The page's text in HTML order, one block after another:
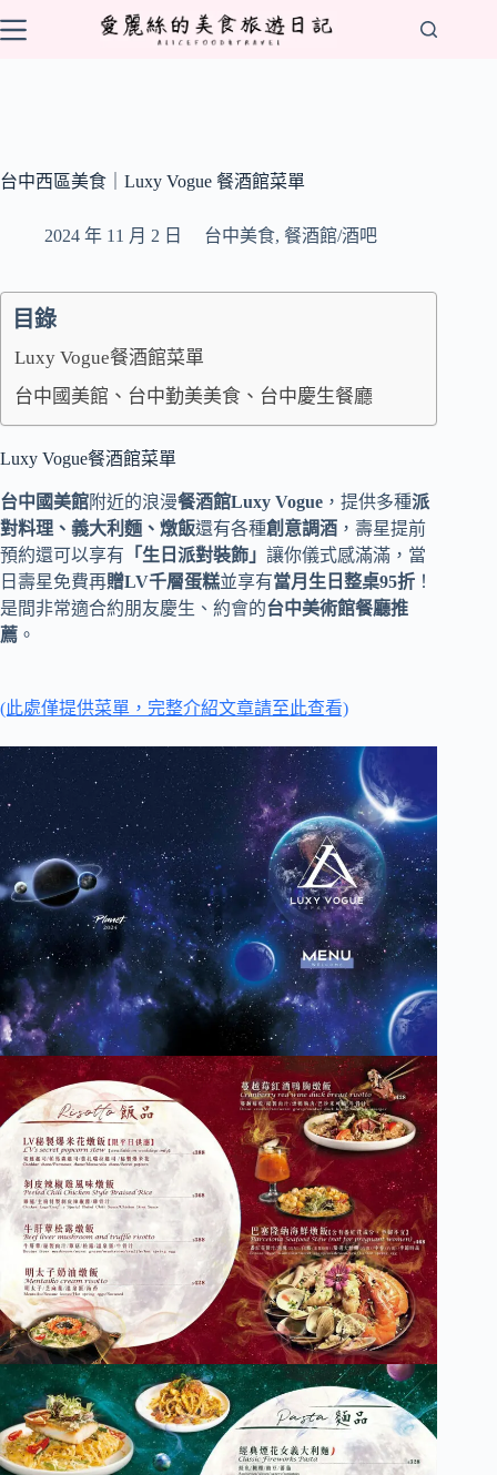
至
台中西區美食｜Luxy Vogue 餐酒館菜單
2024 年 11 月 2 日 台中美食, 餐酒館/酒吧
目錄
Luxy Vogue餐酒館菜單
台中國美館、台中勤美美食、台中慶生餐廳
Luxy Vogue餐酒館菜單
台中國美館附近的浪漫餐酒館Luxy Vogue ，提供多種派
對料理、義大利麵、燉飯還有各種創意調酒 ，壽星提前
預約還可以享有 「生日派對裝飾」 讓你儀式感滿滿，當
日壽星免費再贈LV千層蛋糕並享有當月生日整桌95折 ！
是間非常適合約朋友慶生、約會的台中美術館餐廳推
薦 。
(此處僅提供菜單，完整介紹文章請至此查看)